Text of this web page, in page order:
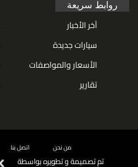
روابط سريعة
آخر الأخبار
سيارات جديدة
الأسعار والمواصفات
تقارير
من نحن اتصل بنا
تم تصميمة و تطويره بواسطة